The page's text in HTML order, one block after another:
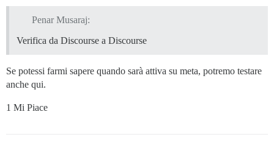
Penar Musaraj:
Verifica da Discourse a Discourse
Se potessi farmi sapere quando sarà attiva su meta, potremo testare
anche qui.
1 Mi Piace